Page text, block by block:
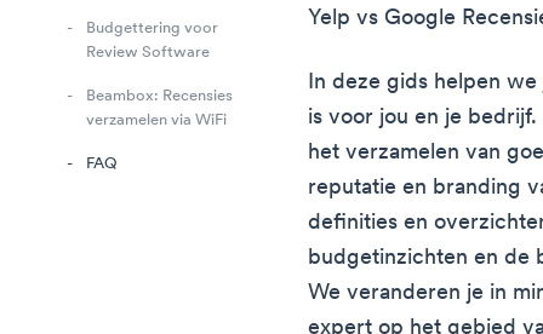
Budgettering voor
Review Software
Beambox: Recensies
verzamelen via WiFi
FAQ
Yelp vs Google
In deze gids helpen
is voor jou en je
het verzamelen van
reputatie en branding
definities en
budgetinzichten en de
We veranderen je in
expert op het gebied